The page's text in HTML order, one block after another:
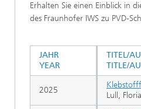
Erhalten Sie einen Einblick in
des Fraunhofer IWS zu PVD-
TITEL/
TITLE/
Lull,
JAHR
YEAR
2025